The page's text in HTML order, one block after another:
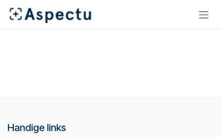
Overslaan naar inhoud
Handige links